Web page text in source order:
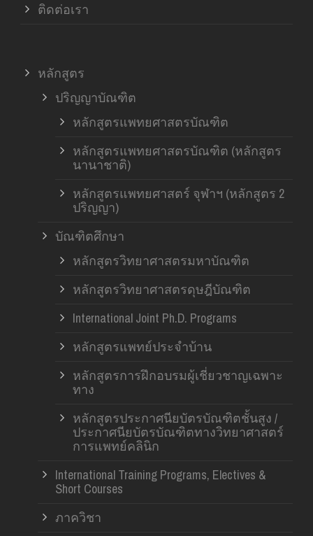
ติดต่อเรา
หลักสูตร
ปริญญาบัณฑิต
หลักสูตรแพทยศาสตรบัณฑิต
หลักสูตรแพทยศาสตรบัณฑิต (หลักสูตร
นานาชาติ)
หลักสูตรแพทยศาสตร์ จุฬาฯ (หลักสูตร 2
ปริญญา)
บัณฑิตศึกษา
หลักสูตรวิทยาศาสตรมหาบัณฑิต
หลักสูตรวิทยาศาสตรดุษฎีบัณฑิต
International Joint Ph.D. Programs
หลักสูตรแพทย์ประจำบ้าน
หลักสูตรการฝึกอบรมผู้เชี่ยวชาญเฉพาะ
ทาง
หลักสูตรประกาศนียบัตรบัณฑิตชั้นสูง /
ประกาศนียบัตรบัณฑิตทางวิทยาศาสตร์
การแพทย์คลินิก
International Training Programs, Electives &
Short Courses
ภาควิชา